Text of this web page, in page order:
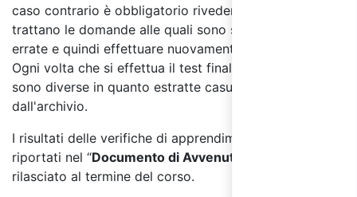
caso contrario è obbligatorio rivedere i moduli in cui si
trattano le domande alle quali sono state date risposte
errate e quindi effettuare nuovamente il test finale.
Ogni volta che si effettua il test finale le domande
sono diverse in quanto estratte casualmente
dall'archivio.
I risultati delle verifiche di apprendimento saranno
riportati nel “Documento di Avvenuta Formazione
rilasciato al termine del corso.